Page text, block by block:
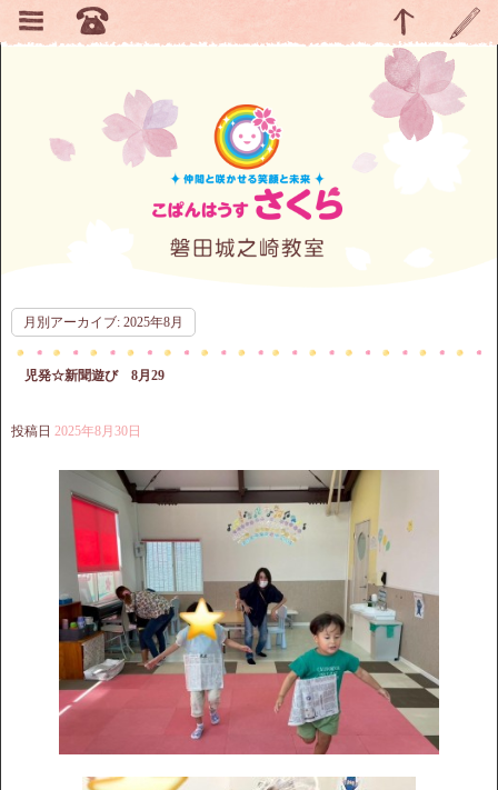
月別アーカイブ: 2025年8月
児発☆新聞遊び 8月29
投稿日 2025年8月30日